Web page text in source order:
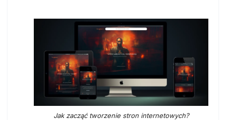
Jak zacząć tworzenie stron internetowych?